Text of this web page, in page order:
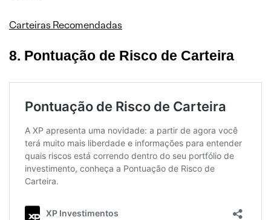
Carteiras Recomendadas
8. Pontuação de Risco de Carteira